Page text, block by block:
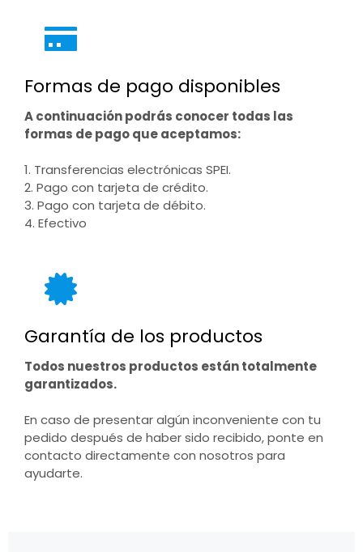
Formas de pago disponibles
A continuación podrás conocer todas las
formas de pago que aceptamos:
1. Transferencias electrónicas SPEI.
2. Pago con tarjeta de crédito.
3. Pago con tarjeta de débito.
4. Efectivo
Garantía de los productos
Todos nuestros productos están totalmente
garantizados.
En caso de presentar algún inconveniente con tu
pedido después de haber sido recibido, ponte en
contacto directamente con nosotros para
ayudarte.